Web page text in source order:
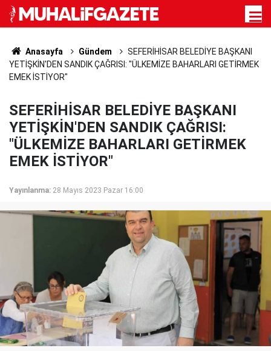
Anasayfa Gündem
SEFERİHİSAR BELEDİYE BAŞKANI
YETİŞKİN'DEN SANDIK ÇAĞRISI: "ÜLKEMİZE BAHARLARI GETİRMEK
EMEK İSTİYOR"
SEFERİHİSAR BELEDİYE BAŞKANI
YETİŞKİN'DEN SANDIK ÇAĞRISI:
"ÜLKEMİZE BAHARLARI GETİRMEK
EMEK İSTİYOR"
Yayınlanma: 28 Mayıs 2023 Pazar 16:00